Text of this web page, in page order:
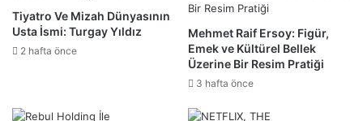
Tiyatro Ve Mizah Dünyasının
Usta İsmi: Turgay Yıldız
2 hafta önce
Mehmet Raif Ersoy: Figür,
Emek ve Kültürel Bellek
Üzerine Bir Resim Pratiği
3 hafta önce